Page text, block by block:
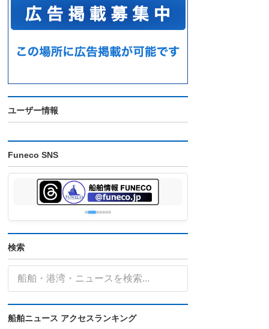
ユーザー情報
Funeco SNS
検索
船舶ニュース アクセスランキング